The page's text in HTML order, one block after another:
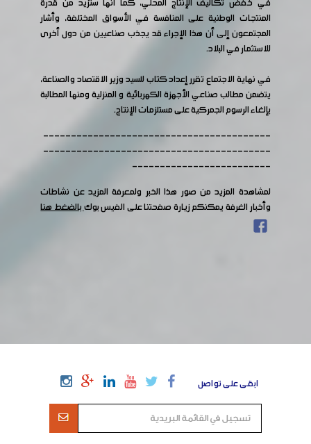
المنتجات الوطنية على المنافسة في الأسواق المختلفة، وأشار
المجتمعون إلى أن هذا الإجراء قد يجذب صناعيين من دول أخرى
للاستثمار في البلاد.
في نهاية الاجتماع تقرر إعداد كتاب للسيد وزير الاقتصاد والصناعة،
يتضمن مطالب صناعي الأجهزة الكهربائية و المنزلية ومنها المطالبة
بإلغاء الرسوم الجمركية على مستلزمات الإنتاج.
-----------------------------------------
-----------------------------------------
-------------------------
لمشاهدة المزيد من صور هذا الخبر ولمعرفة المزيد عن نشاطات
وأخبار الغرفة يمكنكم زيارة صفحتنا على الفيس بوكبالضغط هنا
ابقى على تواصل